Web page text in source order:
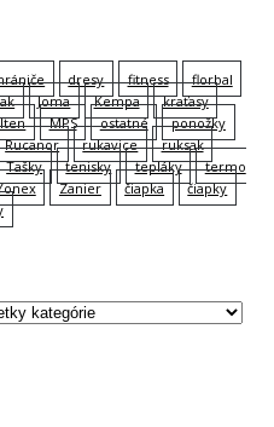
dresy fitness
florbal
Joma Kempa
kraťasy
MPS ostatné
ponožky
Rucanor rukavice
ruksak
Tašky tenisky tepláky
termo
Zanier čiapka
čiapky